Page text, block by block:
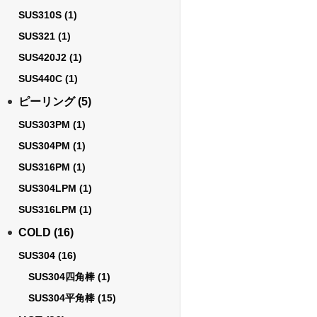
SUS310S (1)
SUS321 (1)
SUS420J2 (1)
SUS440C (1)
ピーリング (5)
SUS303PM (1)
SUS304PM (1)
SUS316PM (1)
SUS304LPM (1)
SUS316LPM (1)
COLD (16)
SUS304 (16)
SUS304四角棒 (1)
SUS304平角棒 (15)